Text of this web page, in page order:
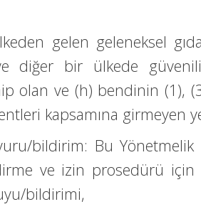
gelen geleneksel
diğer bir ülkede
olan ve (h) bendinin (1),
kapsamına girmeyen
bildirim: Bu Yönetmelik
ve izin prosedürü
bildirimi,